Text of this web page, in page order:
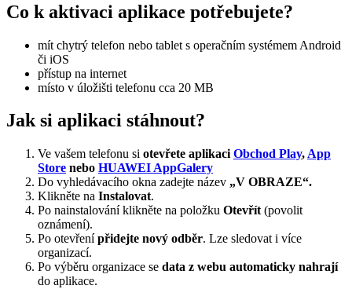
Co k aktivaci aplikace potřebujete?
mít chytrý telefon nebo tablet s operačním systémem Android
či iOS
přístup na internet
místo v úložišti telefonu cca 20 MB
Jak si aplikaci stáhnout?
Ve vašem telefonu si otevřete aplikaci Obchod Play, App
Store nebo HUAWEI AppGalery
Do vyhledávacího okna zadejte název „V OBRAZE“.
Klikněte na Instalovat.
Po nainstalování klikněte na položku Otevřít (povolit
oznámení).
Po otevřenípřidejte nový odběr. Lze sledovat i více
organizací.
Po výběru organizace se data z webu automaticky nahrají
do aplikace.